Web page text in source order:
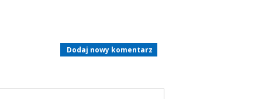
Dodaj nowy komentarz